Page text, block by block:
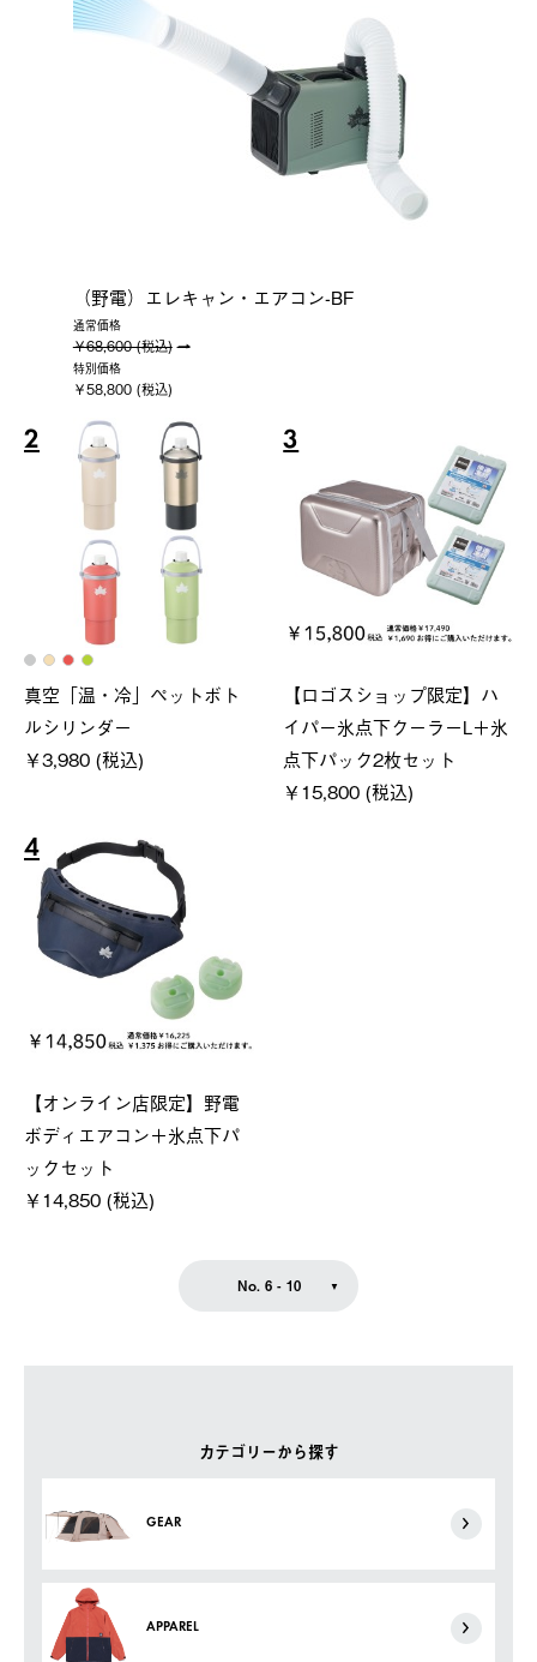
カテゴリーから探す
GEAR
APPAREL
（野電）エレキャン・エアコン-BF
通常価格
￥68,600 (税込)
特別価格
￥58,800 (税込)
2
真空「温・冷」ペットボト
ルシリンダー
￥3,980 (税込)
3
【ロゴスショップ限定】ハ
イパー氷点下クーラーL＋氷
点下パック2枚セット
￥15,800 (税込)
4
【オンライン店限定】野電
ボディエアコン＋氷点下パ
ックセット
￥14,850 (税込)
No. 6 - 10